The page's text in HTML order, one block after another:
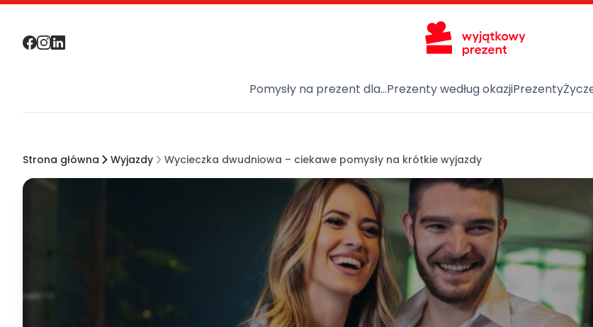
Pomysły na prezent dla…Prezenty według okazjiPrezenty
Strona główna Wyjazdy Wycieczka dwudniowa – ciekawe pomysły na krótkie wyjazdy